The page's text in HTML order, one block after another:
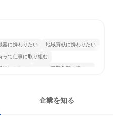
器に携わりたい 地域貢献に携わりたい
って仕事に取り組む
続けられる 一つの専門分野を極める
企業を知る